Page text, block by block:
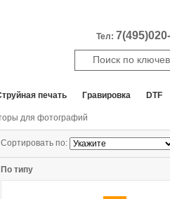
Тел:
печать Гравировка DTF
для фотографий
Сортировать по:
По типу